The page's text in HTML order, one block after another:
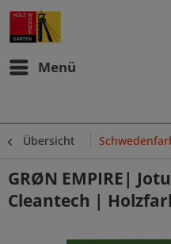
Menü
Übersicht
GRØN EMPIRE|
Cleantech |